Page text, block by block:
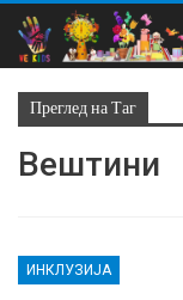
Преглед на Таг
Вештини
ИНКЛУЗИЈА